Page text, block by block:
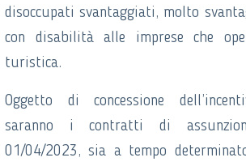
disoccupati svantaggiati, molto
con disabilità alle imprese che
turistica.
Oggetto di concessione
saranno i contratti di
01/04/2023, sia a tempo